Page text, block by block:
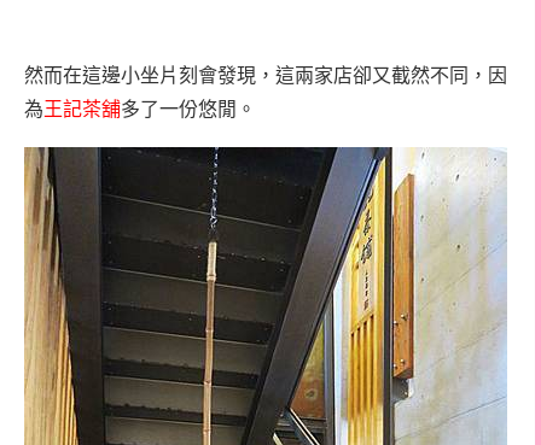
然而在這邊小坐片刻會發現，這兩家店卻又截然不同，因
為王記茶舖多了一份悠閒。